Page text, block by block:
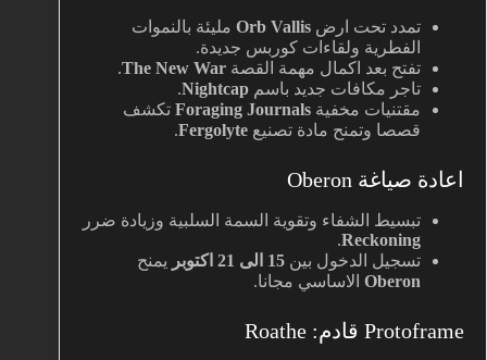
تمدد تحت ارض Orb Vallis مليئة بالنموات
الفطرية ولقاءات كوربس جديدة.
تفتح بعد اكمال مهمة القصة The New War
.
تاجر مكافات جديد باسم Nightcap
.
مقتنيات مخفية Foraging Journals تكشف
قصصا وتمنح مادة تصنيع Fergolyte
.
اعادة صياغة Oberon
تبسيط الشفاء وتقوية السمة السلبية وزيادة ضرر
Reckoning
.
تسجيل الدخول بين 15 الى 21 اكتوبر
يمنح
Oberon الاساسي مجانا.
Protoframe قادم: Roathe